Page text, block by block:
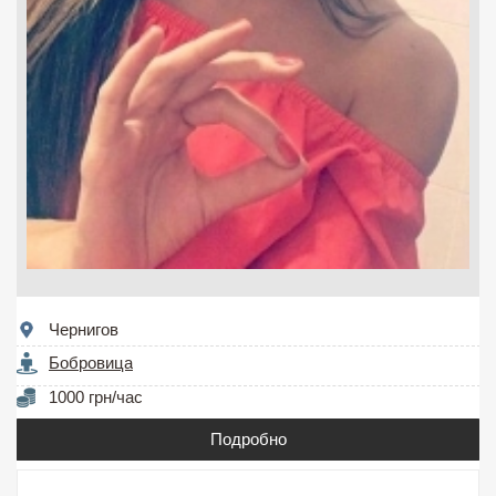
Чернигов
Бобровица
1000 грн/час
Подробно